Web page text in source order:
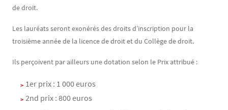
de droit.
Les lauréats seront exonérés des droits d’inscription pour la
troisième année de la licence de droit et du Collège de droit.
Ils perçoivent par ailleurs une dotation selon le Prix attribué :
1er prix : 1 000 euros
2nd prix : 800 euros